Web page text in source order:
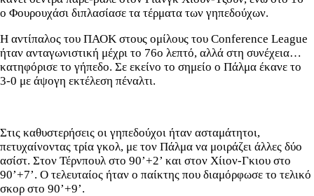
ο Φουρουχάσι διπλασίασε τα τέρματα των γηπεδούχων.
Η αντίπαλος του ΠΑΟΚ στους ομίλους του Conference League
ήταν ανταγωνιστική μέχρι το 76ο λεπτό, αλλά στη συνέχεια…
κατηφόρισε το γήπεδο. Σε εκείνο το σημείο ο Πάλμα έκανε το
3-0 με άψογη εκτέλεση πέναλτι.
Στις καθυστερήσεις οι γηπεδούχοι ήταν ασταμάτητοι,
πετυχαίνοντας τρία γκολ, με τον Πάλμα να μοιράζει άλλες δύο
ασίστ. Στον Τέρνπουλ στο 90’+2’ και στον Χίιον-Γκιου στο
90’+7’. Ο τελευταίος ήταν ο παίκτης που διαμόρφωσε το τελικό
σκορ στο 90’+9’.